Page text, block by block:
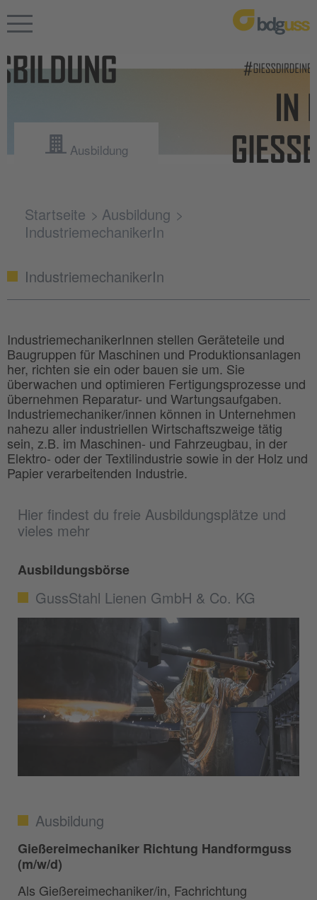
Ausbildung
Startseite
Ausbildung
IndustriemechanikerIn
Hier findest du freie Ausbildungsplätze und
vieles mehr
Ausbildungsbörse
GussStahl Lienen GmbH & Co. KG
Ausbildung
Gießereimechaniker Richtung Handformguss
(m/w/d)
Als Gießereimechaniker/in, Fachrichtung
IndustriemechanikerIn
IndustriemechanikerInnen stellen Geräteteile und
Baugruppen für Maschinen und Produktionsanlagen
her, richten sie ein oder bauen sie um. Sie
überwachen und optimieren Fertigungsprozesse und
übernehmen Reparatur- und Wartungsaufgaben.
Industriemechaniker/innen können in Unternehmen
nahezu aller industriellen Wirtschaftszweige tätig
sein, z.B. im Maschinen- und Fahrzeugbau, in der
Elektro- oder der Textilindustrie sowie in der Holz und
Papier verarbeitenden Industrie.